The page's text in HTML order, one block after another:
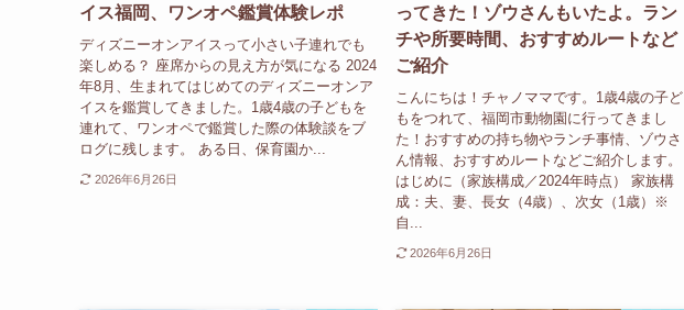
イス福岡、ワンオペ鑑賞体験レポ
ディズニーオンアイスって小さい子連れでも
楽しめる？ 座席からの見え方が気になる 2024
年8月、生まれてはじめてのディズニーオンア
イスを鑑賞してきました。1歳4歳の子どもを
連れて、ワンオペで鑑賞した際の体験談をブ
ログに残します。 ある日、保育園か...
2026年6月26日
ってきた！ゾウさんもいたよ。ラン
チや所要時間、おすすめルートなど
ご紹介
こんにちは！チャノママです。1歳4歳の子ど
もをつれて、福岡市動物園に行ってきまし
た！おすすめの持ち物やランチ事情、ゾウさ
ん情報、おすすめルートなどご紹介します。
はじめに（家族構成／2024年時点） 家族構
成：夫、妻、長女（4歳）、次女（1歳）※
自...
2026年6月26日